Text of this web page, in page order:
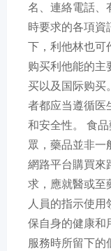
名、連絡電話、
時要求的各項資
下，利他林也可
购买利他能的主
买以及国际购买
者都应当遵循医
和安全性。 食
眾，藥品並非一
網路平台購買來
求，應就醫或至
人員的指示使
保自身的健康和
服務時所留下的